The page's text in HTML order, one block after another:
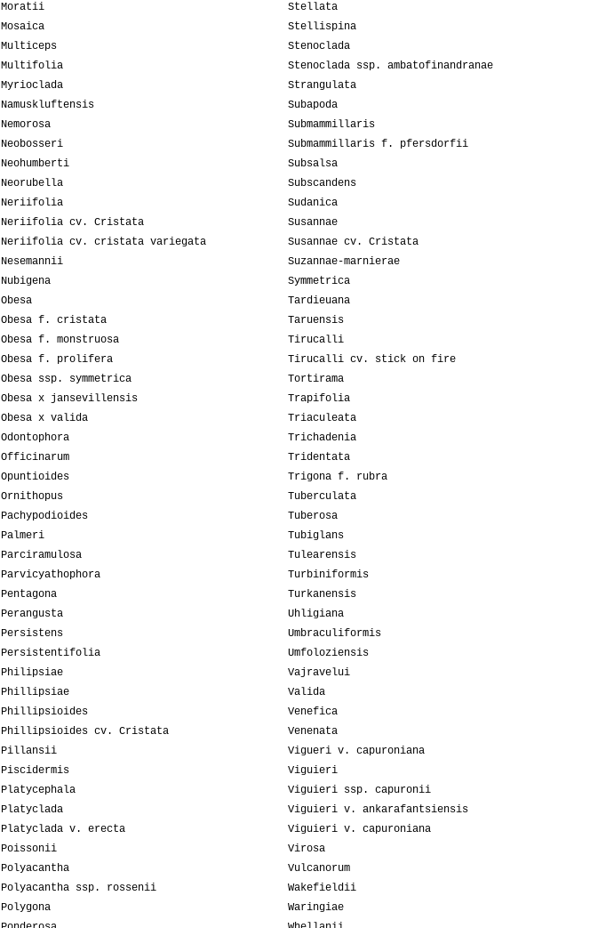
Moratii
Mosaica
Multiceps
Multifolia
Myrioclada
Namuskluftensis
Nemorosa
Neobosseri
Neohumberti
Neorubella
Neriifolia
Neriifolia cv. Cristata
Neriifolia cv. cristata variegata
Nesemannii
Nubigena
Obesa
Obesa f. cristata
Obesa f. monstruosa
Obesa f. prolifera
Obesa ssp. symmetrica
Obesa x jansevillensis
Obesa x valida
Odontophora
Officinarum
Opuntioides
Ornithopus
Pachypodioides
Palmeri
Parciramulosa
Parvicyathophora
Pentagona
Perangusta
Persistens
Persistentifolia
Philipsiae
Phillipsiae
Phillipsioides
Phillipsioides cv. Cristata
Pillansii
Piscidermis
Platycephala
Platyclada
Platyclada v. erecta
Poissonii
Polyacantha
Polyacantha ssp. rossenii
Polygona
Stellata
Stellispina
Stenoclada
Stenoclada ssp. ambatofinandranae
Strangulata
Subapoda
Submammillaris
Submammillaris f. pfersdorfii
Subsalsa
Subscandens
Sudanica
Susannae
Susannae cv. Cristata
Suzannae-marnierae
Symmetrica
Tardieuana
Taruensis
Tirucalli
Tirucalli cv. stick on fire
Tortirama
Trapifolia
Triaculeata
Trichadenia
Tridentata
Trigona f. rubra
Tuberculata
Tuberosa
Tubiglans
Tulearensis
Turbiniformis
Turkanensis
Uhligiana
Umbraculiformis
Umfoloziensis
Vajravelui
Valida
Venefica
Venenata
Vigueri v. capuroniana
Viguieri
Viguieri ssp. capuronii
Viguieri v. ankarafantsiensis
Viguieri v. capuroniana
Virosa
Vulcanorum
Wakefieldii
Waringiae